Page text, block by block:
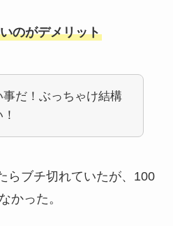
のがデメリット
事だ！ぶっちゃけ結構
らブチ切れていたが、100
かった。